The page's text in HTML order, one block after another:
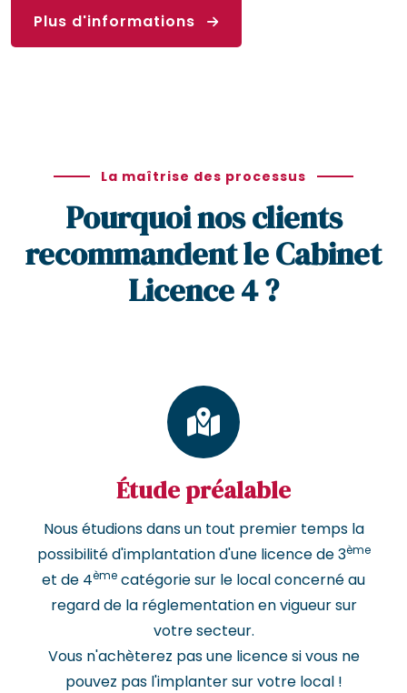
Plus d'informations
La maîtrise des processus
Pourquoi nos clients
recommandent le Cabinet
Licence 4 ?
Étude préalable
Nous étudions dans un tout premier temps la
possibilité d'implantation d'une licence de 3ème
et de 4ème catégorie sur le local concerné au
regard de la réglementation en vigueur sur
votre secteur.
Vous n'achèterez pas une licence si vous ne
pouvez pas l'implanter sur votre local !